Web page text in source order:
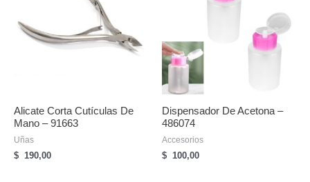
Alicate Corta Cutículas De
Mano – 91663
Uñas
$ 190,00
Dispensador De Acetona –
486074
Accesorios
$ 100,00